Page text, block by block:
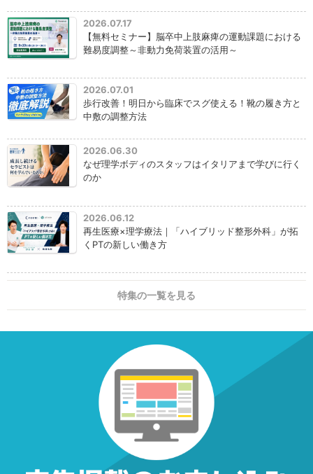
2026.07.17
【無料セミナー】脳卒中上肢麻痺の運動課題における
難易度調整～非動力免荷装置の活用～
2026.07.01
歩行改善！明日から臨床でスグ使える！靴の履き方と
中敷の調整方法
2026.06.30
なぜ理学ボディのスタッフはイタリアまで学びに行く
のか
2026.06.12
再生医療×理学療法｜「ハイブリッド整形外科」が拓
くPTの新しい働き方
特集の一覧を見る